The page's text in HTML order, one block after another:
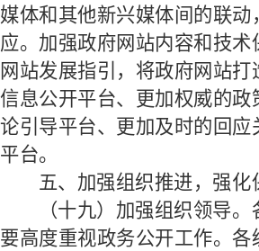
媒体和其他新兴媒体间的联动
应。加强政府网站内容和技术
网站发展指引，将政府网站打
信息公开平台、更加权威的政
论引导平台、更加及时的回应
平台。
五、加强组织推进，强化
（十九）加强组织领导。
要高度重视政务公开工作。各